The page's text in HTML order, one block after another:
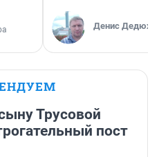
Денис
Трусовой
пост